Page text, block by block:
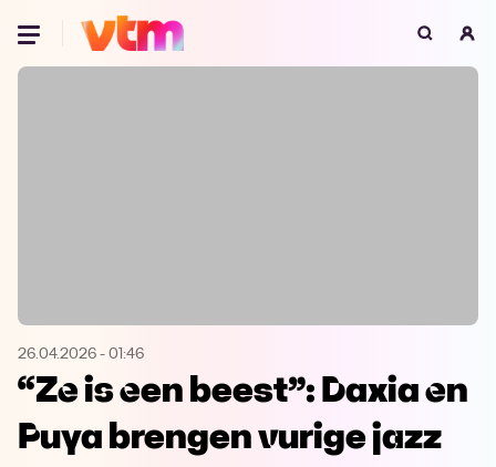
Oeps, browser niet ondersteund
Microsoft Edge Download
Opera Download
26.04.2026 - 01:46
“Ze is een beest”: Daxia en
Puya brengen vurige jazz